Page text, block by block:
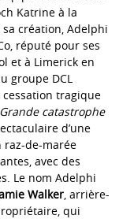
Katrine à la
création, Adelphi
réputé pour ses
et à Limerick en
groupe DCL
tragique
catastrophe
d’une
raz-de-marée
avec des
Le nom Adelphi
Walker, arrière-
qui